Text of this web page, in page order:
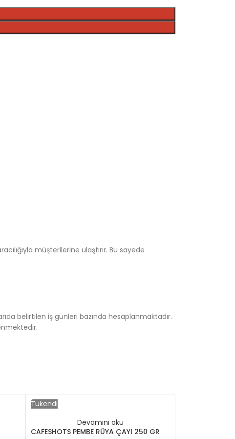
müşterilerine ulaştırır. Bu sayede
belirtilen iş günleri bazında hesaplanmaktadır.
Tükendi
Devamını oku
CAFESHOTS PEMBE RÜYA ÇAYI 250 GR